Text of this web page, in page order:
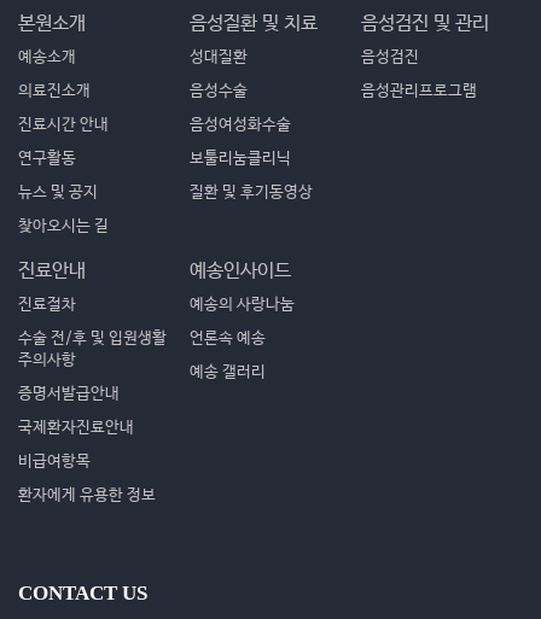
본원소개
예송소개
의료진소개
진료시간 안내
연구활동
뉴스 및 공지
찾아오시는 길
음성질환 및 치료
성대질환
음성수술
음성여성화수술
보툴리눔클리닉
질환 및 후기동영상
음성검진 및 관리
음성검진
음성관리프로그램
진료안내
진료절차
수술 전/후 및 입원생활
주의사항
증명서발급안내
국제환자진료안내
비급여항목
환자에게 유용한 정보
예송인사이드
예송의 사랑나눔
언론속 예송
예송 갤러리
CONTACT US